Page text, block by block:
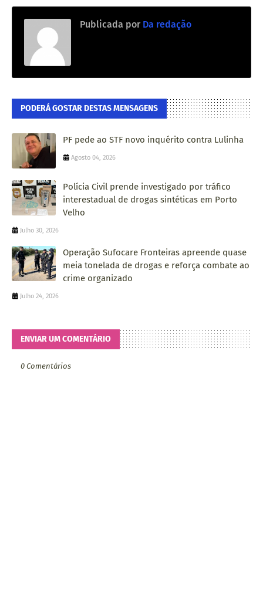
Publicada por Da redação
PODERÁ GOSTAR DESTAS MENSAGENS
PF pede ao STF novo inquérito contra Lulinha
Agosto 04, 2026
Polícia Civil prende investigado por tráfico
interestadual de drogas sintéticas em Porto
Velho
Julho 30, 2026
Operação Sufocare Fronteiras apreende quase
meia tonelada de drogas e reforça combate ao
crime organizado
Julho 24, 2026
ENVIAR UM COMENTÁRIO
0 Comentários